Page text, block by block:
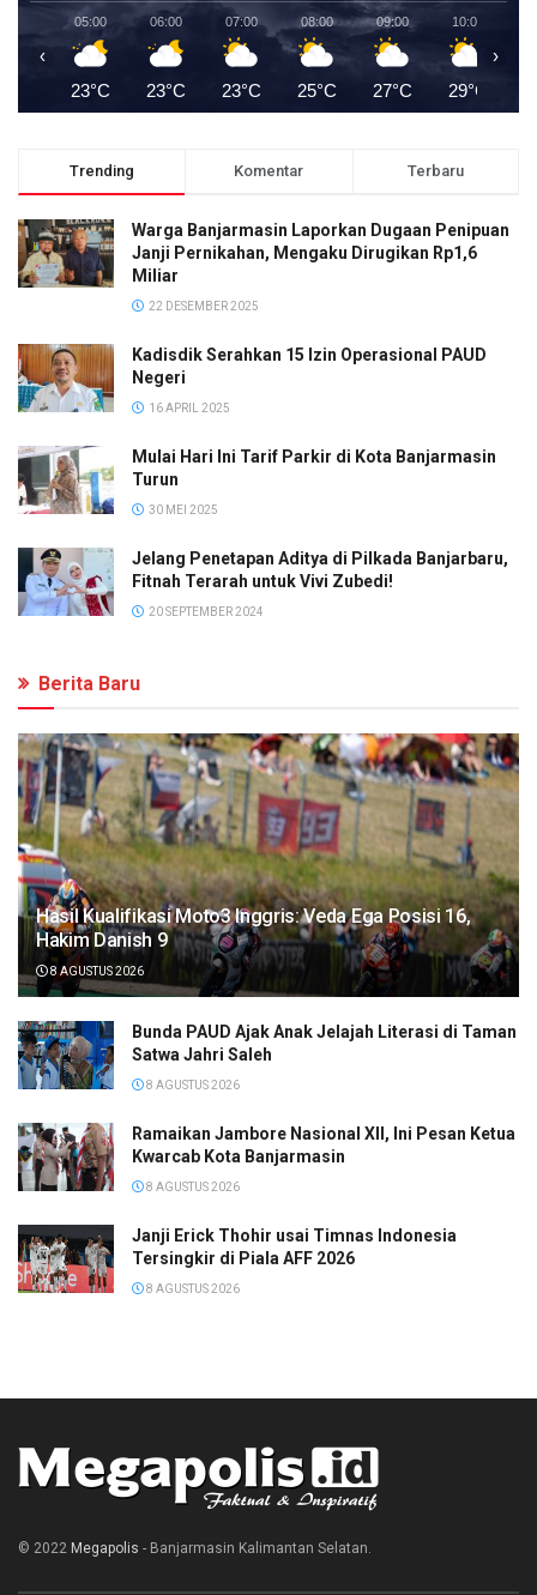
05:00
23°C
06:00
23°C
07:00
23°C
08:00
25°C
09:00
27°C
10:00
29°C
‹ ›
Trending Komentar Terbaru
Warga Banjarmasin Laporkan Dugaan Penipuan
Janji Pernikahan, Mengaku Dirugikan Rp1,6
Miliar
22 DESEMBER 2025
Kadisdik Serahkan 15 Izin Operasional PAUD
Negeri
16 APRIL 2025
Mulai Hari Ini Tarif Parkir di Kota Banjarmasin
Turun
30 MEI 2025
Jelang Penetapan Aditya di Pilkada Banjarbaru,
Fitnah Terarah untuk Vivi Zubedi!
20 SEPTEMBER 2024
Berita Baru
Hasil Kualifikasi Moto3 Inggris: Veda Ega Posisi 16,
Hakim Danish 9
8 AGUSTUS 2026
Bunda PAUD Ajak Anak Jelajah Literasi di Taman
Satwa Jahri Saleh
8 AGUSTUS 2026
Ramaikan Jambore Nasional XII, Ini Pesan Ketua
Kwarcab Kota Banjarmasin
8 AGUSTUS 2026
Janji Erick Thohir usai Timnas Indonesia
Tersingkir di Piala AFF 2026
8 AGUSTUS 2026
© 2022 Megapolis - Banjarmasin Kalimantan Selatan.